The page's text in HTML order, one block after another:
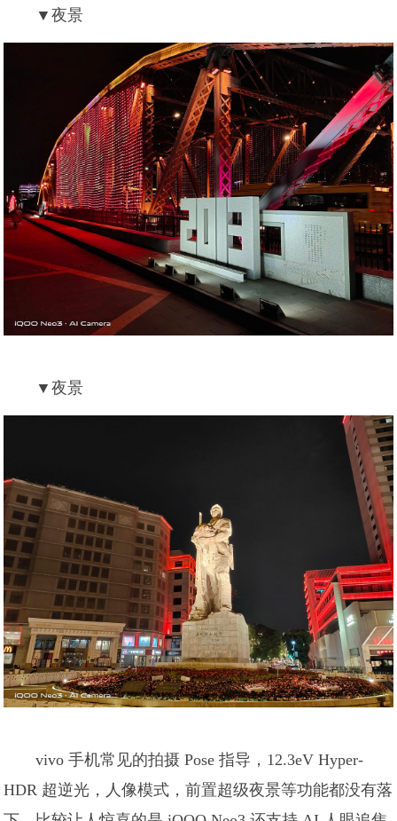
▼夜景
▼夜景
vivo 手机常见的拍摄 Pose 指导，12.3eV Hyper-
HDR 超逆光，人像模式，前置超级夜景等功能都没有落